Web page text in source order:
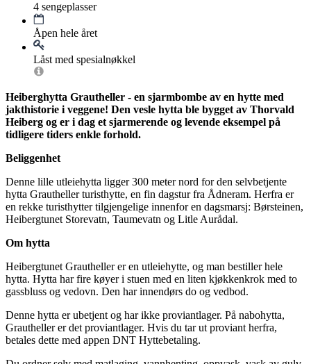
4 sengeplasser
Åpen hele året
Låst med spesialnøkkel
Heiberghytta Grautheller - en sjarmbombe av en hytte med
jakthistorie i veggene! Den vesle hytta ble bygget av Thorvald
Heiberg og er i dag et sjarmerende og levende eksempel på
tidligere tiders enkle forhold.
Beliggenhet
Denne lille utleiehytta ligger 300 meter nord for den selvbetjente
hytta Grautheller turisthytte, en fin dagstur fra Ådneram. Herfra er
en rekke turisthytter tilgjengelige innenfor en dagsmarsj: Børsteinen,
Heibergtunet Storevatn, Taumevatn og Litle Aurådal.
Om hytta
Heibergtunet Grautheller er en utleiehytte, og man bestiller hele
hytta. Hytta har fire køyer i stuen med en liten kjøkkenkrok med to
gassbluss og vedovn. Den har innendørs do og vedbod.
Denne hytta er ubetjent og har ikke proviantlager. På nabohytta,
Grautheller er det proviantlager. Hvis du tar ut proviant herfra,
betales dette med appen DNT Hyttebetaling.